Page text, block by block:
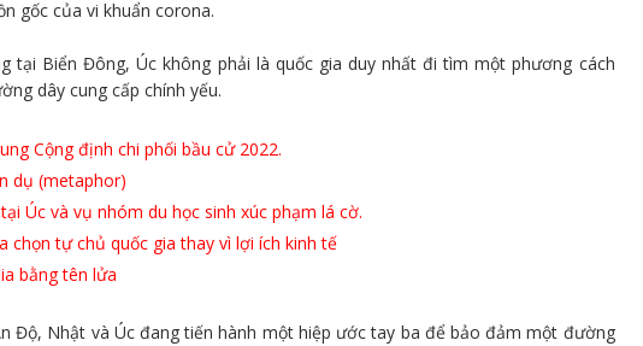
gốc của vi khuẩn corona.
tại Biển Đông, Úc không phải là quốc gia duy nhất đi tìm một phương cách
dây cung cấp chính yếu.
Cộng định chi phối bầu cử 2022.
dụ (metaphor)
Úc và vụ nhóm du học sinh xúc phạm lá cờ.
chọn tự chủ quốc gia thay vì lợi ích kinh tế
bằng tên lửa
Độ, Nhật và Úc đang tiến hành một hiệp ước tay ba để bảo đảm một đường